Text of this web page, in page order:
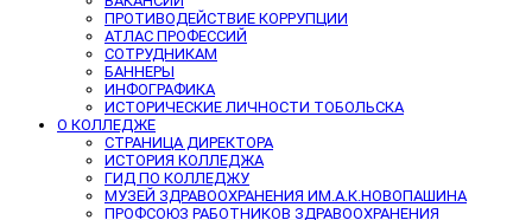
ПРОТИВОДЕЙСТВИЕ КОРРУПЦИИ
АТЛАС ПРОФЕССИЙ
СОТРУДНИКАМ
БАННЕРЫ
ИНФОГРАФИКА
ИСТОРИЧЕСКИЕ ЛИЧНОСТИ ТОБОЛЬСКА
О КОЛЛЕДЖЕ
СТРАНИЦА ДИРЕКТОРА
ИСТОРИЯ КОЛЛЕДЖА
ГИД ПО КОЛЛЕДЖУ
МУЗЕЙ ЗДРАВООХРАНЕНИЯ ИМ.А.К.НОВОПАШИНА
ПРОФСОЮЗ РАБОТНИКОВ ЗДРАВООХРАНЕНИЯ